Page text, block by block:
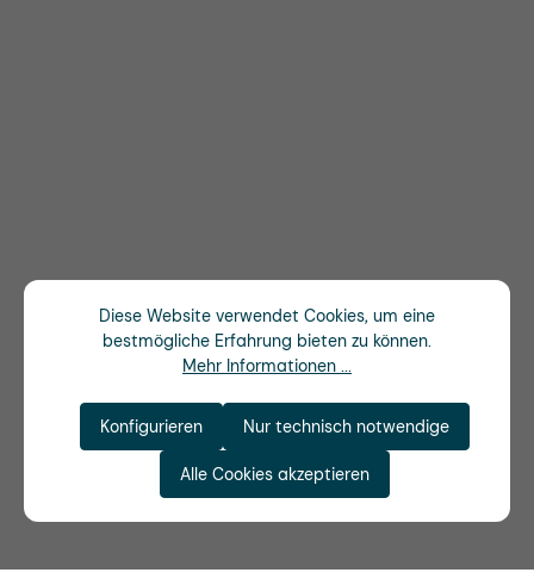
Diese Website verwendet Cookies, um eine
bestmögliche Erfahrung bieten zu können.
Mehr Informationen ...
Nur technisch notwendige
Konfigurieren
Alle Cookies akzeptieren